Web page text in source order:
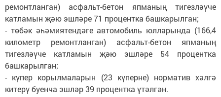
ремонтланган) асфальт-бетон япманың тигезләүче
катламын җәю эшләре 71 процентка башкарылган;
- төбәк әһәмиятендәге автомобиль юлларында (166,4
километр ремонтланган) асфальт-бетон япманың
тигезләүче катламын җәю эшләре 54 процентка
башкарылган;
- күпер корылмаларын (23 күперне) норматив хәлгә
китерү буенча эшләр 39 процентка үтәлгән.